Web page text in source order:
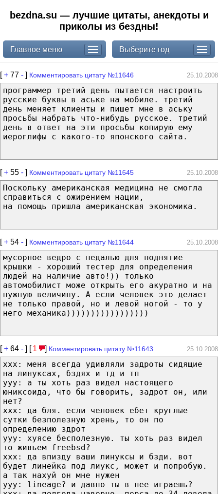
bezdna.su — лучшие цитаты, анекдоты и
приколы из бездны!
Главное меню Выберите год
[+ 77 - ] Комментировать цитату №11646 25.10.2008
программер третий день пытается настроить
русские буквы в аське на мобиле. третий
день меняет клиенты и пишет мне в аську
просьбы набрать что-нибудь русское. третий
день в ответ на эти просьбы копирую ему
иероглифы с какого-то японского сайта.
[+ 55 - ] Комментировать цитату №11645 25.10.2008
Поскольку американская медицина не смогла
справиться с ожирением нации,
на помощь пришла американская экономика.
[+ 54 - ] Комментировать цитату №11644 25.10.2008
мусорное ведро с педалью для поднятие
крышки - хороший тестер для определения
людей на наличие авто!)) только
автомобилист може открыть его акуратно и на
нужную величину. А если человек это делает
не только правой, но и левой ногой - то у
него механика)))))))))))))))))
[+ 64 - ] [ 1 ] Комментировать цитату №11643 25.10.2008
xxx: меня всегда удивляли задроты сидящие
на линуксах, бздях и тд и тп
yyy: а ты хоть раз видел настоящего
юниксоида, что бы говорить, задрот он, или
нет?
xxx: да бля. если человек ебет круглые
сутки безполезную хрень, то он по
определению здрот
yyy: хуясе бесполезную. ты хоть раз видел
то живьем freebsd?
xxx: да впизду ваши линуксы и бзди. вот
будет линейка под лиукс, может и попробую.
а так нахуй он мне нужен
yyy: lineage? и давно ты в нее играешь?